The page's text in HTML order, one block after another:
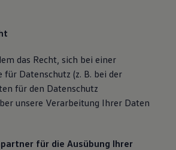
das Recht, sich bei einer
Datenschutz (z. B. bei der
für den Datenschutz
unsere Verarbeitung Ihrer Daten
für die Ausübung Ihrer